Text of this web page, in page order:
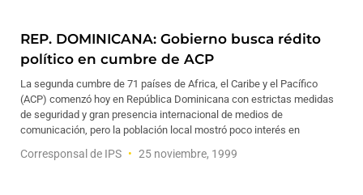
REP. DOMINICANA: Gobierno busca rédito
político en cumbre de ACP
La segunda cumbre de 71 países de Africa, el Caribe y el Pacífico
(ACP) comenzó hoy en República Dominicana con estrictas medidas
de seguridad y gran presencia internacional de medios de
comunicación, pero la población local mostró poco interés en
Corresponsal de IPS 25 noviembre, 1999